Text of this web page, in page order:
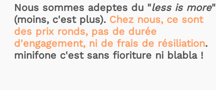
Nous sommes adeptes du "less is more"
(moins, c'est plus). Chez nous, ce sont
des prix ronds, pas de durée
d'engagement, ni de frais de résiliation.
minifone c'est sans fioriture ni blabla !